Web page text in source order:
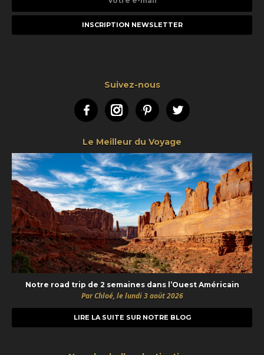
e-
Suivez-nous
FacebookInstagramPinterestTwitter
Le Meilleur du Voyage
Notre road trip de 2 semaines dans l’Ouest Américain
Par Chloé, le lundi 3 août 2026
LIRE LA SUITE SUR NOTRE BLOG